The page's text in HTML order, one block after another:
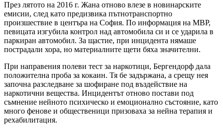
През лятото на 2016 г. Жана отново влезе в новинарските
емисии, след като предизвика пътнотранспортно
произшествие в центъра на София. По информация на МВР,
певицата изгубила контрол над автомобила си и се ударила в
паркиран автомобил. За щастие, при инцидента нямаше
пострадали хора, но материалните щети бяха значителни.
При направения полеви тест за наркотици, Бергендорф дала
положителна проба за кокаин. Тя бе задържана, а срещу нея
започна разследване за шофиране под въздействие на
наркотични вещества. Инцидентът отново постави под
съмнение нейното психическо и емоционално състояние, като
много фенове и общественици призоваха за нейна терапия и
рехабилитация.